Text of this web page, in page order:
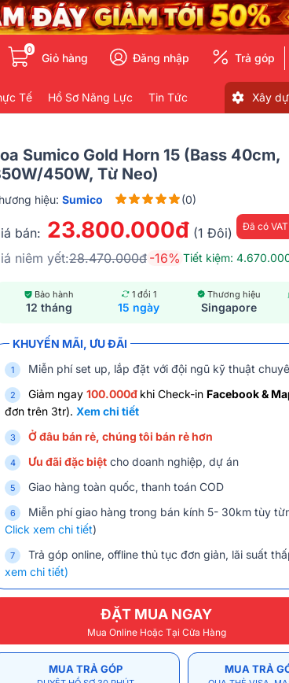
0
Giỏ hàng Đăng nhập Trả góp
Tế Hồ Sơ Năng Lực Tin Tức Xây
Sumico Gold Horn 15 (Bass 40cm,
450W, Từ Neo)
hiệu: Sumico (0)
bán: 23.800.000đ (1 Đôi) Đã có VAT
niêm yết:28.470.000đ -16% Tiết kiệm:
Bảo hành
12 tháng
1 đổi 1
15 ngày
Thương hiệu
Singapore
KHUYẾN MÃI, ƯU ĐÃI
Miễn phí set up, lắp đặt với đội ngũ kỹ thuật
Giảm ngay 100.000đ khi Check-in Facebook &
đơn trên 3tr). Xem chi tiết
Ở đâu bán rẻ, chúng tôi bán rẻ hơn
Ưu đãi đặc biệt cho doanh nghiệp, dự án
Giao hàng toàn quốc, thanh toán COD
Miễn phí giao hàng trong bán kính 5- 30km tùy
Click xem chi tiết)
Trả góp online, offline thủ tục đơn giản, lãi suất
xem chi tiết)
ĐẶT MUA NGAY
Mua Online Hoặc Tại Cửa Hàng
MUA TRẢ GÓP MUA TRẢ